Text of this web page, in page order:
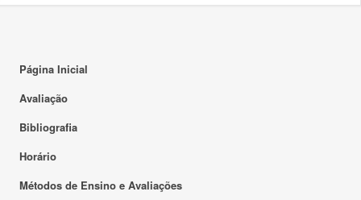
Página Inicial
Avaliação
Bibliografia
Horário
Métodos de Ensino e Avaliações